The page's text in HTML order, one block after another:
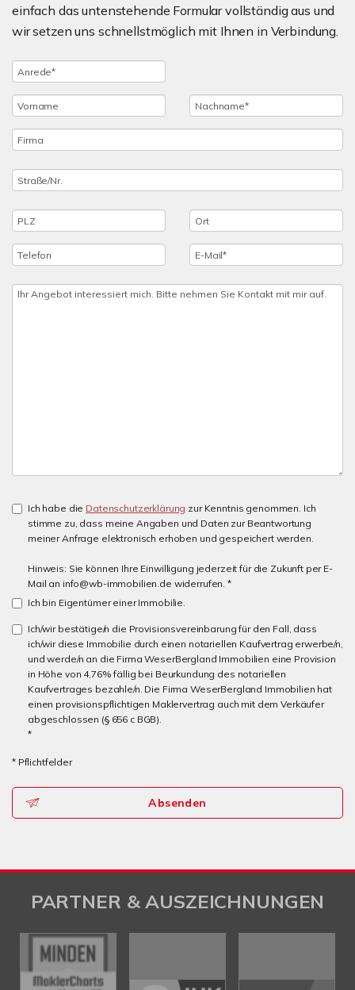
einfach das untenstehende Formular vollständig aus und
wir setzen uns schnellstmöglich mit Ihnen in Verbindung.
Ich habe die Datenschutzerklärung zur Kenntnis genommen. Ich
stimme zu, dass meine Angaben und Daten zur Beantwortung
meiner Anfrage elektronisch erhoben und gespeichert werden.
Hinweis: Sie können Ihre Einwilligung jederzeit für die Zukunft per E-
Mail an info@wb-immobilien.de widerrufen. *
Ich bin Eigentümer einer Immobilie.
Ich/wir bestätige/n die Provisionsvereinbarung für den Fall, dass
ich/wir diese Immobilie durch einen notariellen Kaufvertrag erwerbe/n,
und werde/n an die Firma WeserBergland Immobilien eine Provision
in Höhe von 4,76% fällig bei Beurkundung des notariellen
Kaufvertrages bezahle/n. Die Firma WeserBergland Immobilien hat
einen provisionspflichtigen Maklervertrag auch mit dem Verkäufer
abgeschlossen (§ 656 c BGB).
*
* Pflichtfelder
Absenden
PARTNER & AUSZEICHNUNGEN